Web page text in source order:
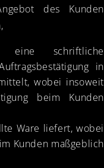
des Kunden
schriftliche
in
wobei insoweit
beim Kunden
Ware liefert, wobei
Kunden maßgeblich